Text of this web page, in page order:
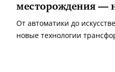
месторождения —
От автоматики до
новые технологии